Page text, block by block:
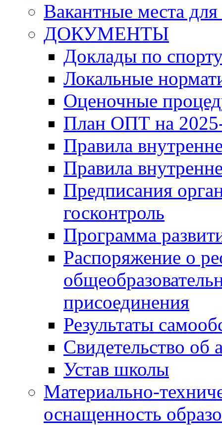
Вакантные места
ДОКУМЕНТЫ
Доклады по
Локальные
Оценочные
План ОПТ на
Правила
Правила
Предписания
госконтроль
Программа
Распоряжение о
присоединения
Результаты
Свидетельство об
Устав школы
Материально-
оснащенность